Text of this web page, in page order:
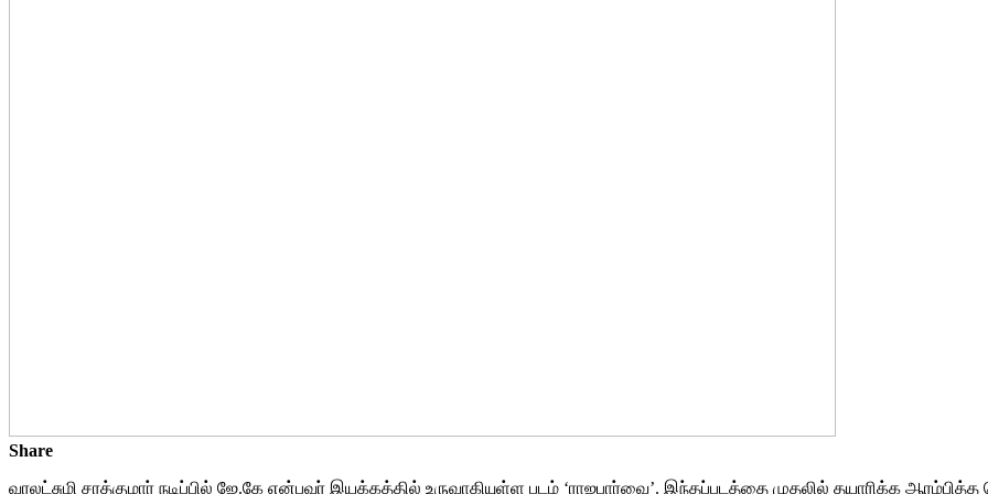
Share
வரலட்சுமி சரத்குமார் நடிப்பில் ஜே.கே என்பவர் இயக்கத்தில் உருவாகியுள்ள படம் ‘ராஜபார்வை’. இந்தப்படத்தை முதலில் தயாரிக்க